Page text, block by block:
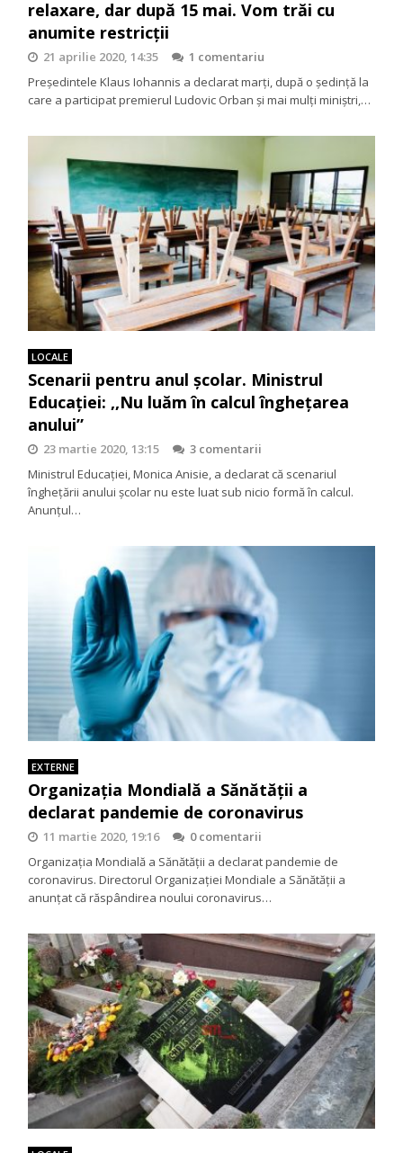
relaxare, dar după 15 mai. Vom trăi cu
anumite restricții
21 aprilie 2020, 14:35
1 comentariu
Președintele Klaus Iohannis a declarat marți, după o ședință la
care a participat premierul Ludovic Orban și mai mulți miniștri,…
LOCALE
Scenarii pentru anul școlar. Ministrul
Educației: ,,Nu luăm în calcul înghețarea
anului”
23 martie 2020, 13:15
3 comentarii
Ministrul Educației, Monica Anisie, a declarat că scenariul
înghețării anului școlar nu este luat sub nicio formă în calcul.
Anunțul…
EXTERNE
Organizația Mondială a Sănătății a
declarat pandemie de coronavirus
11 martie 2020, 19:16
0 comentarii
Organizația Mondială a Sănătății a declarat pandemie de
coronavirus. Directorul Organizaţiei Mondiale a Sănătăţii a
anunțat că răspândirea noului coronavirus…